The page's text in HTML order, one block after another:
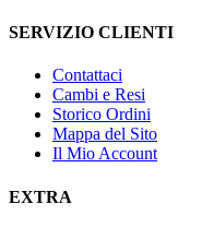
SERVIZIO CLIENTI
Contattaci
Cambi e Resi
Storico Ordini
Mappa del Sito
Il Mio Account
EXTRA